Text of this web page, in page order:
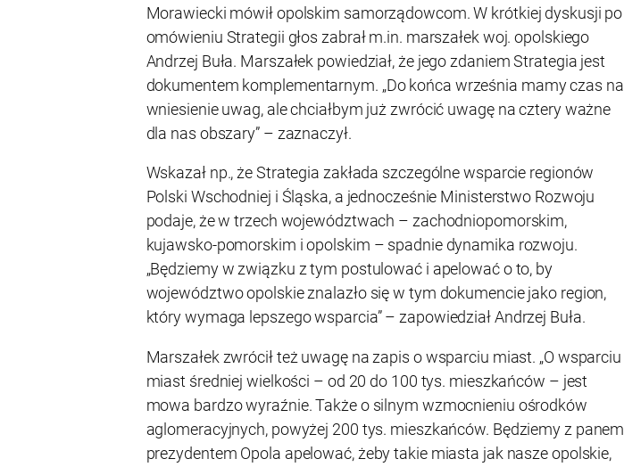
Morawiecki mówił opolskim samorządowcom. W krótkiej dyskusji po
omówieniu Strategii głos zabrał m.in. marszałek woj. opolskiego
Andrzej Buła. Marszałek powiedział, że jego zdaniem Strategia jest
dokumentem komplementarnym. „Do końca września mamy czas na
wniesienie uwag, ale chciałbym już zwrócić uwagę na cztery ważne
dla nas obszary” – zaznaczył.
Wskazał np., że Strategia zakłada szczególne wsparcie regionów
Polski Wschodniej i Śląska, a jednocześnie Ministerstwo Rozwoju
podaje, że w trzech województwach – zachodniopomorskim,
kujawsko-pomorskim i opolskim – spadnie dynamika rozwoju.
„Będziemy w związku z tym postulować i apelować o to, by
województwo opolskie znalazło się w tym dokumencie jako region,
który wymaga lepszego wsparcia” – zapowiedział Andrzej Buła.
Marszałek zwrócił też uwagę na zapis o wsparciu miast. „O wsparciu
miast średniej wielkości – od 20 do 100 tys. mieszkańców – jest
mowa bardzo wyraźnie. Także o silnym wzmocnieniu ośrodków
aglomeracyjnych, powyżej 200 tys. mieszkańców. Będziemy z panem
prezydentem Opola apelować, żeby takie miasta jak nasze opolskie,